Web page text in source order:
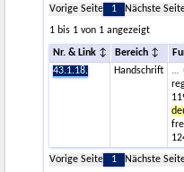
Vorige Seite 1 Nächste
1 bis 1 von 1 angezeigt
Nr. & Link Bereich
43.1.18.
Handschrift
Vorige Seite
1 Nächste